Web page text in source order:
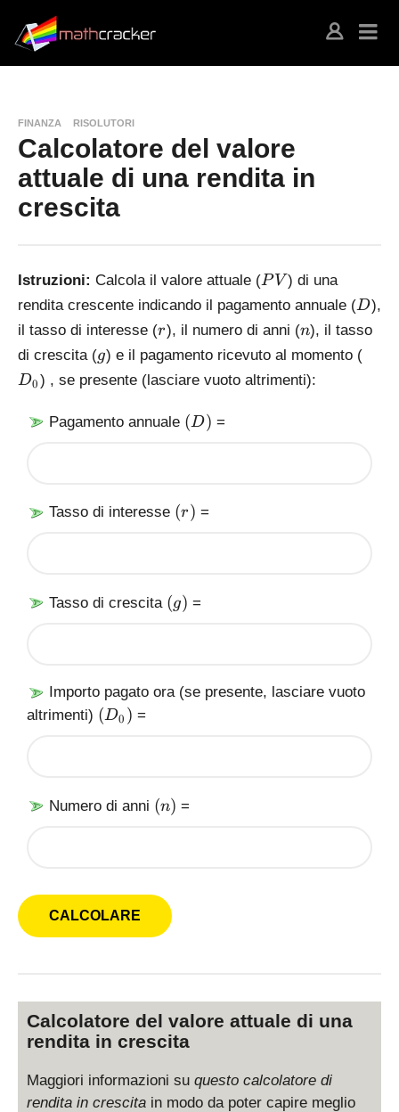
FINANZA RISOLUTORI
Calcolatore del valore
attuale di una rendita in
crescita
Istruzioni: Calcola il valore attuale (P
V
PV ) di una
rendita crescente indicando il pagamento annuale (D
D),
il tasso di interesse (r
r), il numero di anni (n
n), il tasso
di crescita (g
g) e il pagamento ricevuto al momento (D
D0) , se presente (lasciare vuoto altrimenti):
Pagamento annuale (
(D) =
Tasso di interesse (
(r) =
Tasso di crescita (
(g) =
Importo pagato ora (se presente, lasciare vuoto
altrimenti) (
(D0 ) =
Numero di anni (
(n) =
Calcolatore del valore attuale di una
rendita in crescita
Maggiori informazioni su questo calcolatore di
rendita in crescita in modo da poter capire meglio